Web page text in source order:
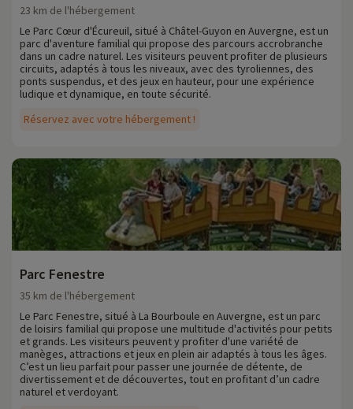
Réservez avec votre hébergement !
23 km de l'hébergement
Le Parc Cœur d'Écureuil, situé à Châtel-Guyon en Auvergne, est un
parc d'aventure familial qui propose des parcours accrobranche
dans un cadre naturel. Les visiteurs peuvent profiter de plusieurs
circuits, adaptés à tous les niveaux, avec des tyroliennes, des
ponts suspendus, et des jeux en hauteur, pour une expérience
ludique et dynamique, en toute sécurité.
Parc Fenestre
35 km de l'hébergement
Le Parc Fenestre, situé à La Bourboule en Auvergne, est un parc
de loisirs familial qui propose une multitude d'activités pour petits
et grands. Les visiteurs peuvent y profiter d'une variété de
manèges, attractions et jeux en plein air adaptés à tous les âges.
C’est un lieu parfait pour passer une journée de détente, de
divertissement et de découvertes, tout en profitant d’un cadre
naturel et verdoyant.